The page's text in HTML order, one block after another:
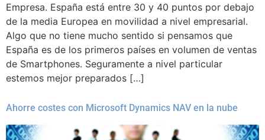
Empresa. España está entre 30 y 40 puntos por debajo
de la media Europea en movilidad a nivel empresarial.
Algo que no tiene mucho sentido si pensamos que
España es de los primeros países en volumen de ventas
de Smartphones. Seguramente a nivel particular
estemos mejor preparados […]
Ahorre costes con Microsoft Dynamics NAV en la nube